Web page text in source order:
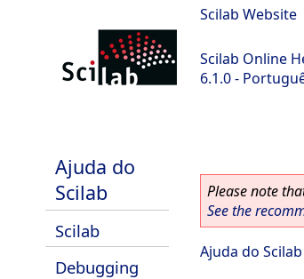
Scilab Website
Scilab Online
6.1.0 -
Ajuda do
Scilab
Scilab
Debugging
Please note
See the
Ajuda do Scilab